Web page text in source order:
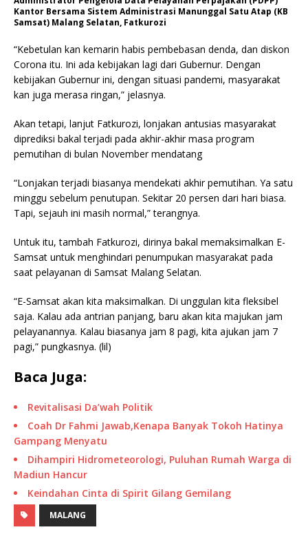
Kantor Bersama Sistem Administrasi Manunggal Satu Atap (KB
Samsat) Malang Selatan, Fatkurozi
“Kebetulan kan kemarin habis pembebasan denda, dan diskon
Corona itu. Ini ada kebijakan lagi dari Gubernur. Dengan
kebijakan Gubernur ini, dengan situasi pandemi, masyarakat
kan juga merasa ringan,” jelasnya.
Akan tetapi, lanjut Fatkurozi, lonjakan antusias masyarakat
diprediksi bakal terjadi pada akhir-akhir masa program
pemutihan di bulan November mendatang
“Lonjakan terjadi biasanya mendekati akhir pemutihan. Ya satu
minggu sebelum penutupan. Sekitar 20 persen dari hari biasa.
Tapi, sejauh ini masih normal,” terangnya.
Untuk itu, tambah Fatkurozi, dirinya bakal memaksimalkan E-
Samsat untuk menghindari penumpukan masyarakat pada
saat pelayanan di Samsat Malang Selatan.
“E-Samsat akan kita maksimalkan. Di unggulan kita fleksibel
saja. Kalau ada antrian panjang, baru akan kita majukan jam
pelayanannya. Kalau biasanya jam 8 pagi, kita ajukan jam 7
pagi,” pungkasnya. (lil)
Baca Juga:
Revitalisasi Da’wah Politik
Coah Dr Fahmi Jawab,Kenapa Banyak Tokoh Hatinya
Gampang Menyatu
Dihampiri Hidrometeorologi, Puluhan Rumah Warga di
Madiun Hancur
Keindahan Cinta di Spirit Gilang Gemilang
MALANG